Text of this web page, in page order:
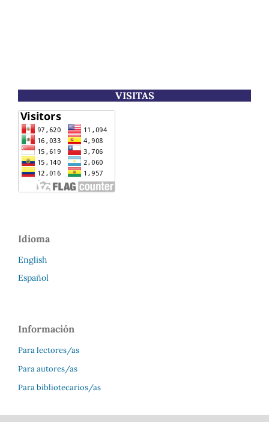
VISITAS
Idioma
English
Español
Información
Para lectores/as
Para autores/as
Para bibliotecarios/as